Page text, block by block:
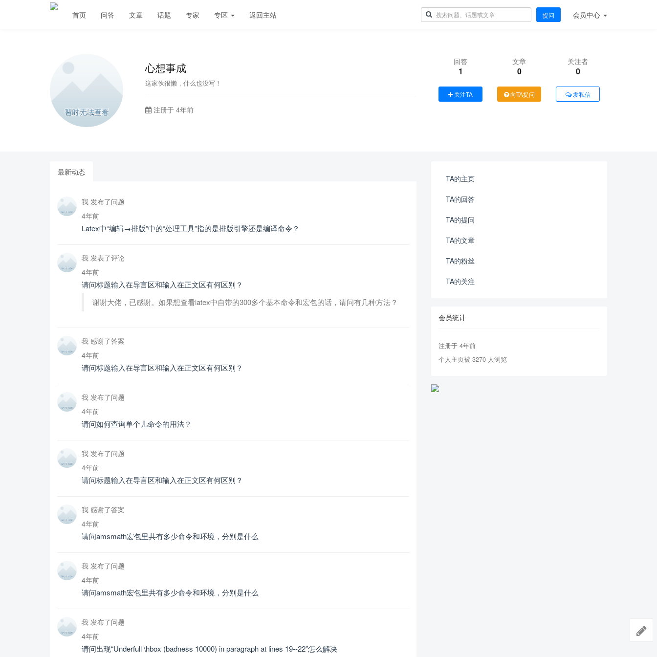
首页 问答 文章 话题 专家 专区 返回主站 提问 会员中心
心想事成
这家伙很懒，什么也没写！
注册于 4年前
回答
1
文章
0
关注者
0
关注TA 向TA提问 发私信
最新动态
我 发布了问题
4年前
Latex中“编辑→排版”中的“处理工具”指的是排版引擎还是编译命令？
我 发表了评论
4年前
请问标题输入在导言区和输入在正文区有何区别？
谢谢大佬，已感谢。如果想查看latex中自带的300多个基本命令和宏包的话，请问有几种方法？
我 感谢了答案
4年前
请问标题输入在导言区和输入在正文区有何区别？
我 发布了问题
4年前
请问如何查询单个儿命令的用法？
我 发布了问题
4年前
请问标题输入在导言区和输入在正文区有何区别？
我 感谢了答案
4年前
请问amsmath宏包里共有多少命令和环境，分别是什么
我 发布了问题
4年前
请问amsmath宏包里共有多少命令和环境，分别是什么
我 发布了问题
4年前
请问出现“Underfull \hbox (badness 10000) in paragraph at lines 19--22”怎么解决
TA的主页
TA的回答
TA的提问
TA的文章
TA的粉丝
TA的关注
会员统计
注册于 4年前
个人主页被 3270 人浏览